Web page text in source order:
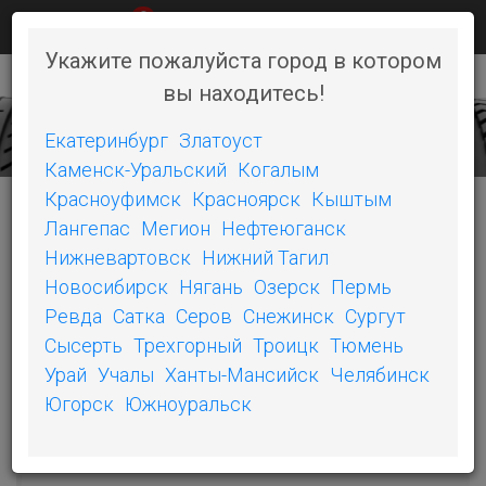
Укажите пожалуйста город в котором
вы находитесь!
Екатеринбург Златоуст
Каменск-Уральский Когалым
Красноуфимск Красноярск Кыштым
Лангепас Мегион Нефтеюганск
Нижневартовск Нижний Тагил
Новосибирск Нягань Озерск Пермь
Ревда Сатка Серов Снежинск Сургут
Сысерть Трехгорный Троицк Тюмень
Урай Учалы Ханты-Мансийск Челябинск
Югорск Южноуральск
0
КАТЕГОРИИ
БЕЛШИНА
ОШЗ
SONIX